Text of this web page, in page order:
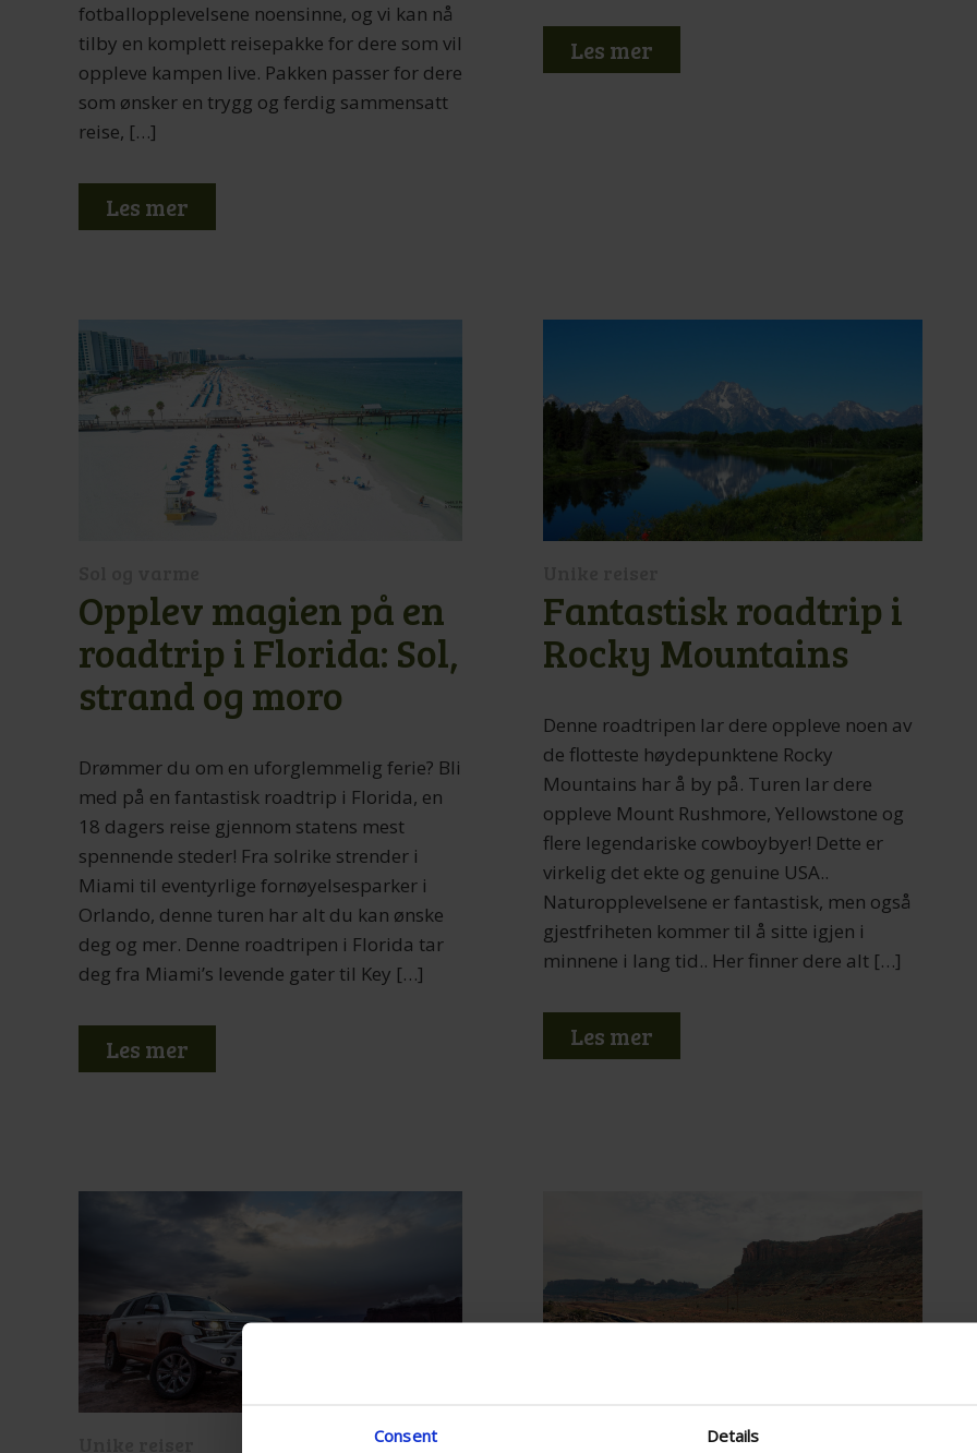
Consent Details
fotballopplevelsene noensinne, og vi kan nå
tilby en komplett reisepakke for dere som vil
oppleve kampen live. Pakken passer for dere
som ønsker en trygg og ferdig sammensatt
reise, […]
Les mer
Les mer
Opplev magien på en
roadtrip i Florida: Sol,
strand og moro
Drømmer du om en uforglemmelig ferie? Bli
med på en fantastisk roadtrip i Florida, en
18 dagers reise gjennom statens mest
spennende steder! Fra solrike strender i
Miami til eventyrlige fornøyelsesparker i
Orlando, denne turen har alt du kan ønske
deg og mer. Denne roadtripen i Florida tar
deg fra Miami’s levende gater til Key […]
Les mer
Fantastisk roadtrip i
Rocky Mountains
Denne roadtripen lar dere oppleve noen av
de flotteste høydepunktene Rocky
Mountains har å by på. Turen lar dere
oppleve Mount Rushmore, Yellowstone og
flere legendariske cowboybyer! Dette er
virkelig det ekte og genuine USA..
Naturopplevelsene er fantastisk, men også
gjestfriheten kommer til å sitte igjen i
minnene i lang tid.. Her finner dere alt […]
Les mer